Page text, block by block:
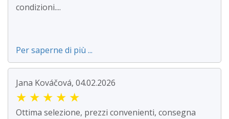
condizioni....
Per saperne di più ...
Jana Kováčová, 04.02.2026
★ ★ ★ ★ ★
Ottima selezione, prezzi convenienti, consegna